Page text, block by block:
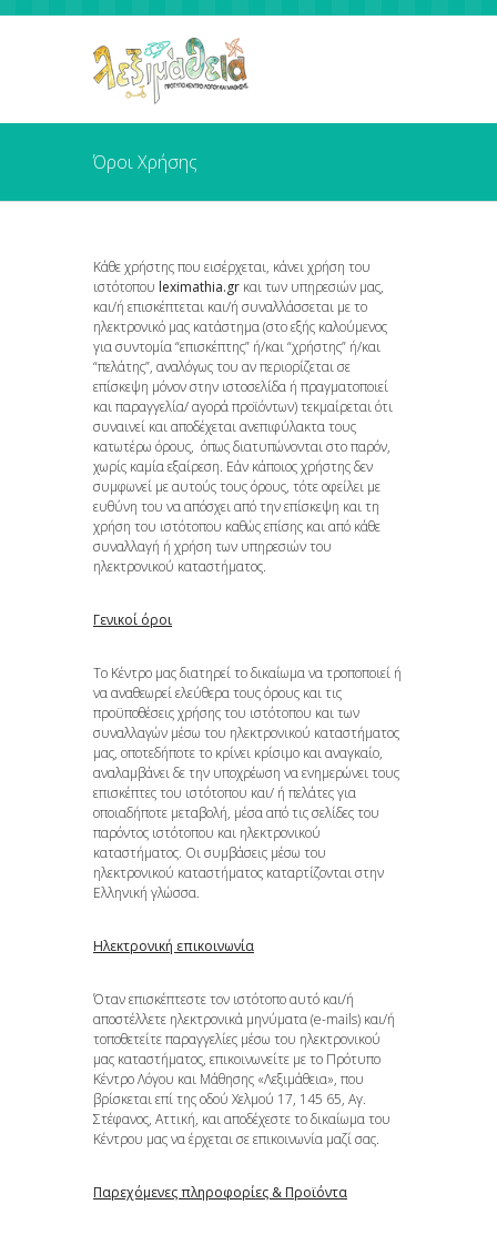
Όροι Χρήσης
Κάθε χρήστης που εισέρχεται, κάνει χρήση του
ιστότοπου leximathia.gr και των υπηρεσιών μας,
και/ή επισκέπτεται και/ή συναλλάσσεται με το
ηλεκτρονικό μας κατάστημα (στο εξής καλούμενος
για συντομία “επισκέπτης” ή/και “χρήστης” ή/και
“πελάτης”, αναλόγως του αν περιορίζεται σε
επίσκεψη μόνον στην ιστοσελίδα ή πραγματοποιεί
και παραγγελία/ αγορά προϊόντων) τεκμαίρεται ότι
συναινεί και αποδέχεται ανεπιφύλακτα τους
κατωτέρω όρους, όπως διατυπώνονται στο παρόν,
χωρίς καμία εξαίρεση. Εάν κάποιος χρήστης δεν
συμφωνεί με αυτούς τους όρους, τότε οφείλει με
ευθύνη του να απόσχει από την επίσκεψη και τη
χρήση του ιστότοπου καθώς επίσης και από κάθε
συναλλαγή ή χρήση των υπηρεσιών του
ηλεκτρονικού καταστήματος.
Γενικοί όροι
Το Κέντρο μας διατηρεί το δικαίωμα να τροποποιεί ή
να αναθεωρεί ελεύθερα τoυς όρους και τις
προϋποθέσεις χρήσης του ιστότοπου και των
συναλλαγών μέσω του ηλεκτρονικού καταστήματος
μας, οποτεδήποτε το κρίνει κρίσιμο και αναγκαίο,
αναλαμβάνει δε την υποχρέωση να ενημερώνει τους
επισκέπτες του ιστότοπου και/ ή πελάτες για
οποιαδήποτε μεταβολή, μέσα από τις σελίδες του
παρόντος ιστότοπου και ηλεκτρονικού
καταστήματος. Οι συμβάσεις μέσω του
ηλεκτρονικού καταστήματος καταρτίζονται στην
Ελληνική γλώσσα.
Ηλεκτρονική επικοινωνία
Όταν επισκέπτεστε τον ιστότοπο αυτό και/ή
αποστέλλετε ηλεκτρονικά μηνύματα (e-mails) και/ή
τοποθετείτε παραγγελίες μέσω του ηλεκτρονικού
μας καταστήματος, επικοινωνείτε με το Πρότυπο
Κέντρο Λόγου και Μάθησης «Λεξιμάθεια», που
βρίσκεται επί της οδού Χελμού 17, 145 65, Αγ.
Στέφανος, Αττική, και αποδέχεστε το δικαίωμα του
Κέντρου μας να έρχεται σε επικοινωνία μαζί σας.
Παρεχόμενες πληροφορίες & Προϊόντα